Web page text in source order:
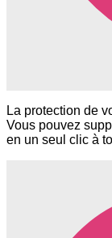
La protection de
Vous pouvez
en un seul clic à